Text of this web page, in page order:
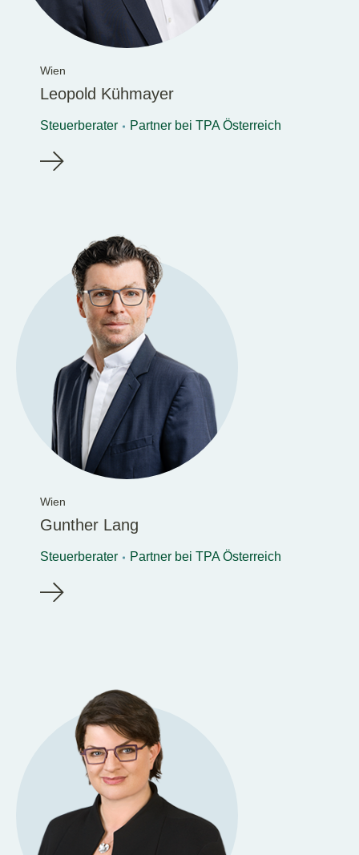
Wien
Leopold Kühmayer
Steuerberater Partner bei TPA Österreich
Wien
Gunther Lang
Steuerberater Partner bei TPA Österreich